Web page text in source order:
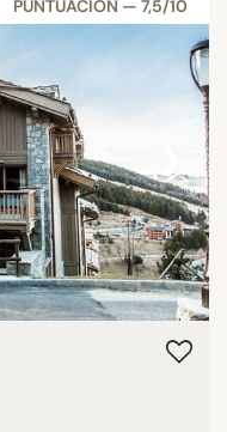
PUNTUACIÓN — 7,5/10
›